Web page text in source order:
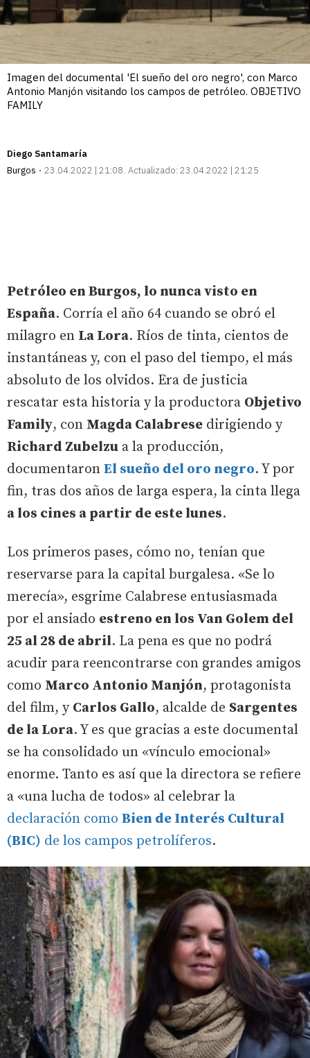
Imagen del documental 'El sueño del oro negro', con Marco
Antonio Manjón visitando los campos de petróleo. OBJETIVO
FAMILY
Diego Santamaría
Burgos
23.04.2022 | 21:08 Actualizado: 23.04.2022 | 21:25
Petróleo en Burgos, lo nunca visto en
España. Corría el año 64 cuando se obró el
milagro en La Lora. Ríos de tinta, cientos de
instantáneas y, con el paso del tiempo, el más
absoluto de los olvidos. Era de justicia
rescatar esta historia y la productora Objetivo
Family, con Magda Calabrese dirigiendo y
Richard Zubelzu a la producción,
documentaron El sueño del oro negro. Y por
fin, tras dos años de larga espera, la cinta llega
a los cines a partir de este lunes.
Los primeros pases, cómo no, tenían que
reservarse para la capital burgalesa. «Se lo
merecía», esgrime Calabrese entusiasmada
por el ansiado estreno en los Van Golem del
25 al 28 de abril. La pena es que no podrá
acudir para reencontrarse con grandes amigos
como Marco Antonio Manjón, protagonista
del film, y Carlos Gallo, alcalde de Sargentes
de la Lora. Y es que gracias a este documental
se ha consolidado un «vínculo emocional»
enorme. Tanto es así que la directora se refiere
a «una lucha de todos» al celebrar la
declaración como Bien de Interés Cultural
(BIC) de los campos petrolíferos.